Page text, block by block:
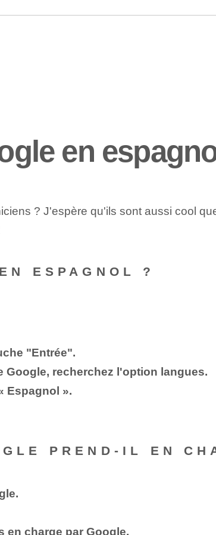
en
? J'espère qu'ils sont aussi cool
ESPAGNOL ?
"Entrée".
Google, recherchez l'option langues.
Espagnol ».
PREND-IL EN
en charge par Google.